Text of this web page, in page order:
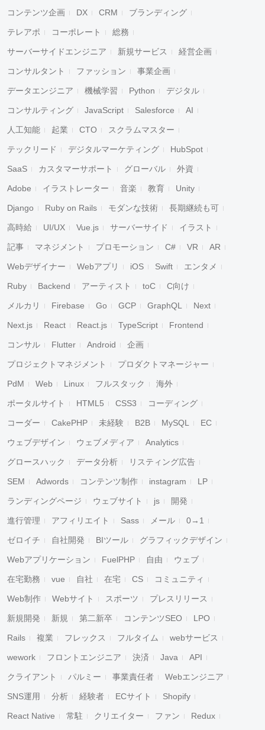
キャンセル 検索
コンテンツ企画 DX CRM ブランディング
テレアポ コーポレート 総務
サーバーサイドエンジニア 新規サービス 経営企画
コンサルタント ファッション 事業企画
データエンジニア 機械学習 Python デジタル
コンサルティング JavaScript Salesforce AI
人工知能 起業 CTO スクラムマスター
テックリード デジタルマーケティング HubSpot
SaaS カスタマーサポート グローバル 外資
Adobe イラストレーター 音楽 教育 Unity
Django Ruby on Rails モダンな技術 長期継続も可
高時給 UI/UX Vue.js サーバーサイド イラスト
記事 マネジメント プロモーション C# VR AR
Webデザイナー Webアプリ iOS Swift エンタメ
Ruby Backend アーティスト toC C向け
メルカリ Firebase Go GCP GraphQL Next
Next.js React React.js TypeScript Frontend
コンサル Flutter Android 企画
プロジェクトマネジメント プロダクトマネージャー
PdM Web Linux フルスタック 海外
ポータルサイト HTML5 CSS3 コーディング
コーダー CakePHP 未経験 B2B MySQL EC
ウェブデザイン ウェブメディア Analytics
グロースハック データ分析 リスティング広告
SEM Adwords コンテンツ制作 instagram LP
ランディングページ ウェブサイト js 開発
進行管理 アフィリエイト Sass メール 0→1
ゼロイチ 自社開発 BIツール グラフィックデザイン
Webアプリケーション FuelPHP 自由 ウェブ
在宅勤務 vue 自社 在宅 CS コミュニティ
Web制作 Webサイト スポーツ プレスリリース
新規開発 新規 第二新卒 コンテンツSEO LPO
Rails 複業 フレックス フルタイム webサービス
wework フロントエンジニア 決済 Java API
クライアント パルミー 事業責任者 Webエンジニア
SNS運用 分析 経験者 ECサイト Shopify
React Native 常駐 クリエイター ファン Redux